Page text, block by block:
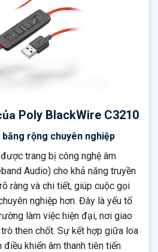
Poly BlackWire C3210
rộng chuyên nghiệp
được trang bị công nghệ âm
Audio) cho khả năng truyền
ràng và chi tiết, giúp cuộc gọi
nghiệp hơn. Đây là yếu tố
làm việc hiện đại, nơi giao
then chốt. Sự kết hợp giữa loa
khiển âm thanh tiên tiến